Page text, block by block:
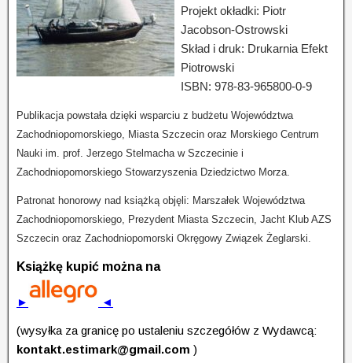
Projekt okładki: Piotr
Jacobson-Ostrowski
Skład i druk: Drukarnia Efekt
Piotrowski
ISBN: 978-83-965800-0-9
Publikacja powstała dzięki wsparciu z budżetu Województwa
Zachodniopomorskiego, Miasta Szczecin oraz Morskiego Centrum
Nauki im. prof. Jerzego Stelmacha w Szczecinie i
Zachodniopomorskiego Stowarzyszenia Dziedzictwo Morza.
Patronat honorowy nad książką objęli: Marszałek Województwa
Zachodniopomorskiego, Prezydent Miasta Szczecin, Jacht Klub AZS
Szczecin oraz Zachodniopomorski Okręgowy Związek Żeglarski.
Książkę kupić można na
► ◄
(wysyłka za granicę po ustaleniu szczegółów z Wydawcą:
kontakt.estimark@gmail.com )